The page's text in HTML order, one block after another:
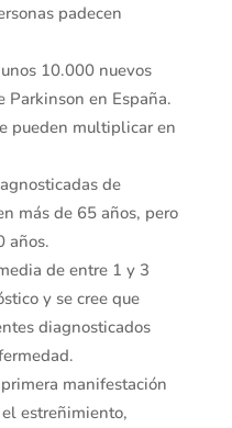
padecen
10.000 nuevos
Parkinson en España.
pueden multiplicar en
de
más de 65 años, pero
años.
de entre 1 y 3
y se cree que
diagnosticados
manifestación
estreñimiento,